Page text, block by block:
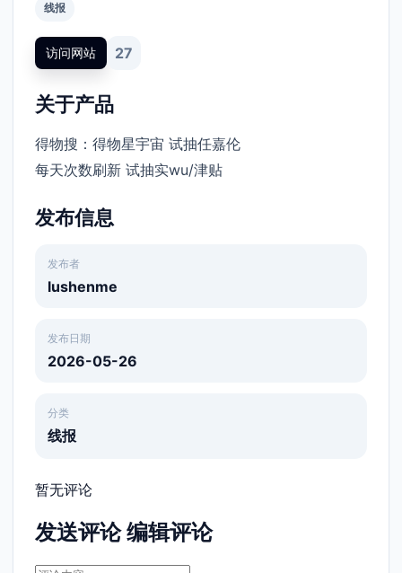
线报
访问网站 27
关于产品
得物搜：得物星宇宙 试抽任嘉伦
每天次数刷新 试抽实wu/津贴 ​
发布信息
发布者
lushenme
发布日期
2026-05-26
分类
线报
暂无评论
发送评论 编辑评论